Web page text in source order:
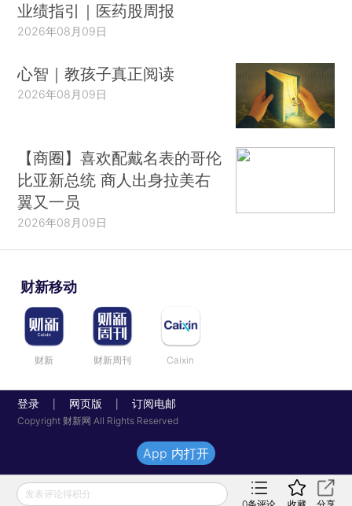
业绩指引｜医药股周报
2026年08月09日
心智｜教孩子真正阅读
2026年08月09日
【商圈】喜欢配戴名表的哥伦
比亚新总统 商人出身拉美右
翼又一员
2026年08月09日
财新移动
财新 财新周刊 Caixin
登录 网页版 订阅电邮
Copyright 财新网 All Rights Reserved
发表评论得积分
0条评论 收藏 分享
App 内打开